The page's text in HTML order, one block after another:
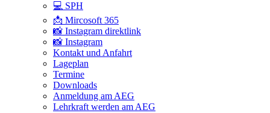
💻 SPH
📩 Mircosoft 365
📸 Instagram direktlink
📸 Instagram
Kontakt und Anfahrt
Lageplan
Termine
Downloads
Anmeldung am AEG
Lehrkraft werden am AEG